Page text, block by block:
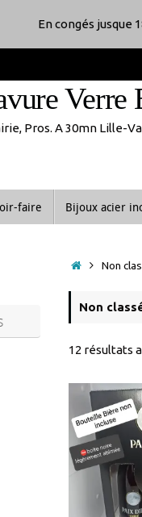
Pros. A 30mn Lille-
Non
Non classé
12 résultats